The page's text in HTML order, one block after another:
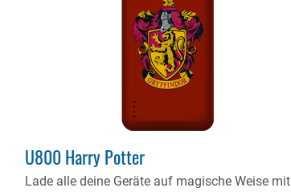
U800 Harry Potter
Lade alle deine Geräte auf magische Weise mit